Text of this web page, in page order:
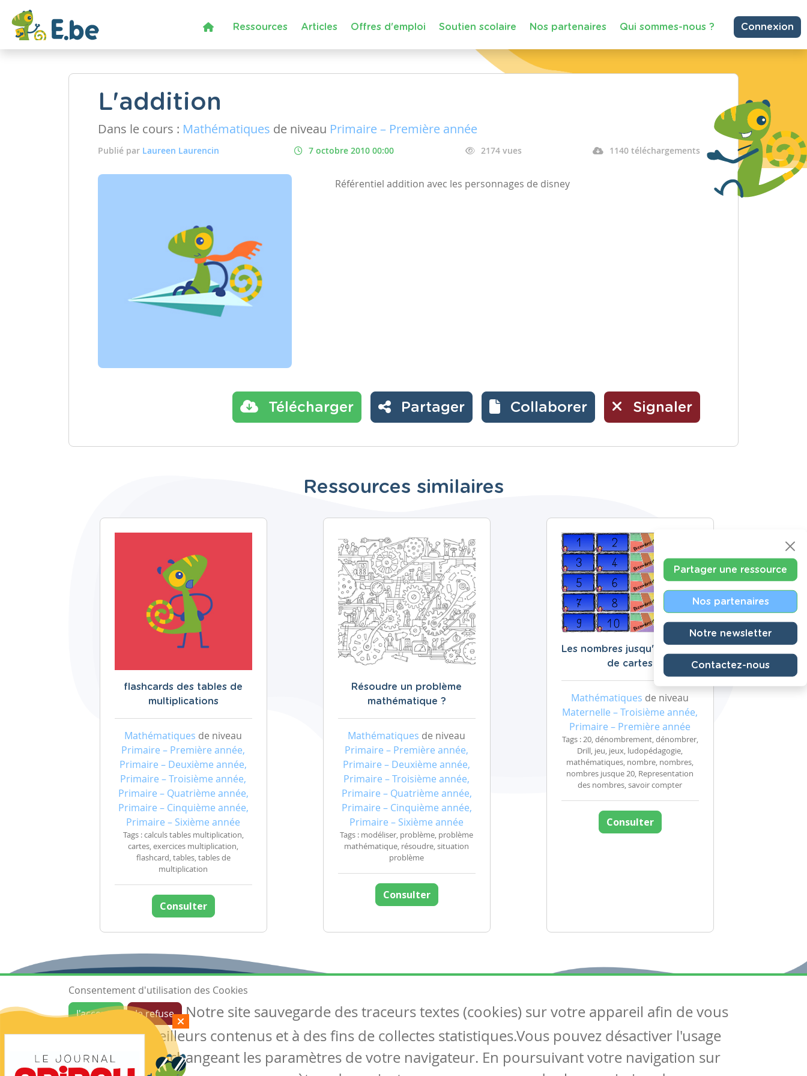
Ressources Articles Offres d'emploi Soutien scolaire Nos partenaires Qui sommes-nous ? Connexion
L'addition
Dans le cours : Mathématiques de niveau Primaire – Première année
Publié par Laureen Laurencin 7 octobre 2010 00:00 2174 vues 1140 téléchargements
Référentiel addition avec les personnages de disney
Télécharger Partager Collaborer Signaler
Ressources similaires
flashcards des tables de
multiplications
Mathématiques de niveau
Primaire – Première année,
Primaire – Deuxième année,
Primaire – Troisième année,
Primaire – Quatrième année,
Primaire – Cinquième année,
Primaire – Sixième année
Tags : calculs tables multiplication,
cartes, exercices multiplication,
flashcard, tables, tables de
multiplication
Consulter
Résoudre un problème
mathématique ?
Mathématiques de niveau
Primaire – Première année,
Primaire – Deuxième année,
Primaire – Troisième année,
Primaire – Quatrième année,
Primaire – Cinquième année,
Primaire – Sixième année
Tags : modéliser, problème, problème
mathématique, résoudre, situation
problème
Consulter
Les nombres jusqu'à 20 : jeu
de cartes
Mathématiques de niveau
Maternelle – Troisième année,
Primaire – Première année
Tags : 20, dénombrement, dénombrer,
Drill, jeu, jeux, ludopédagogie,
mathématiques, nombre, nombres,
nombres jusque 20, Representation
des nombres, savoir compter
Consulter
Partager une ressource
Nos partenaires
Notre newsletter
Contactez-nous
Ressources
Les ressources
Créer une ressource
Mes ressources
Articles
Tous les articles
Articles DYS
Suivez-nous
Contactez-nous
Soutien scolaire
Consentement d'utilisation des Cookies
J'accepte
Je refuse
Notre site sauvegarde des traceurs textes (cookies) sur votre appareil afin de vous
garantir de meilleurs contenus et à des fins de collectes statistiques.Vous pouvez désactiver l'usage
des cookies en changeant les paramètres de votre navigateur. En poursuivant votre navigation sur